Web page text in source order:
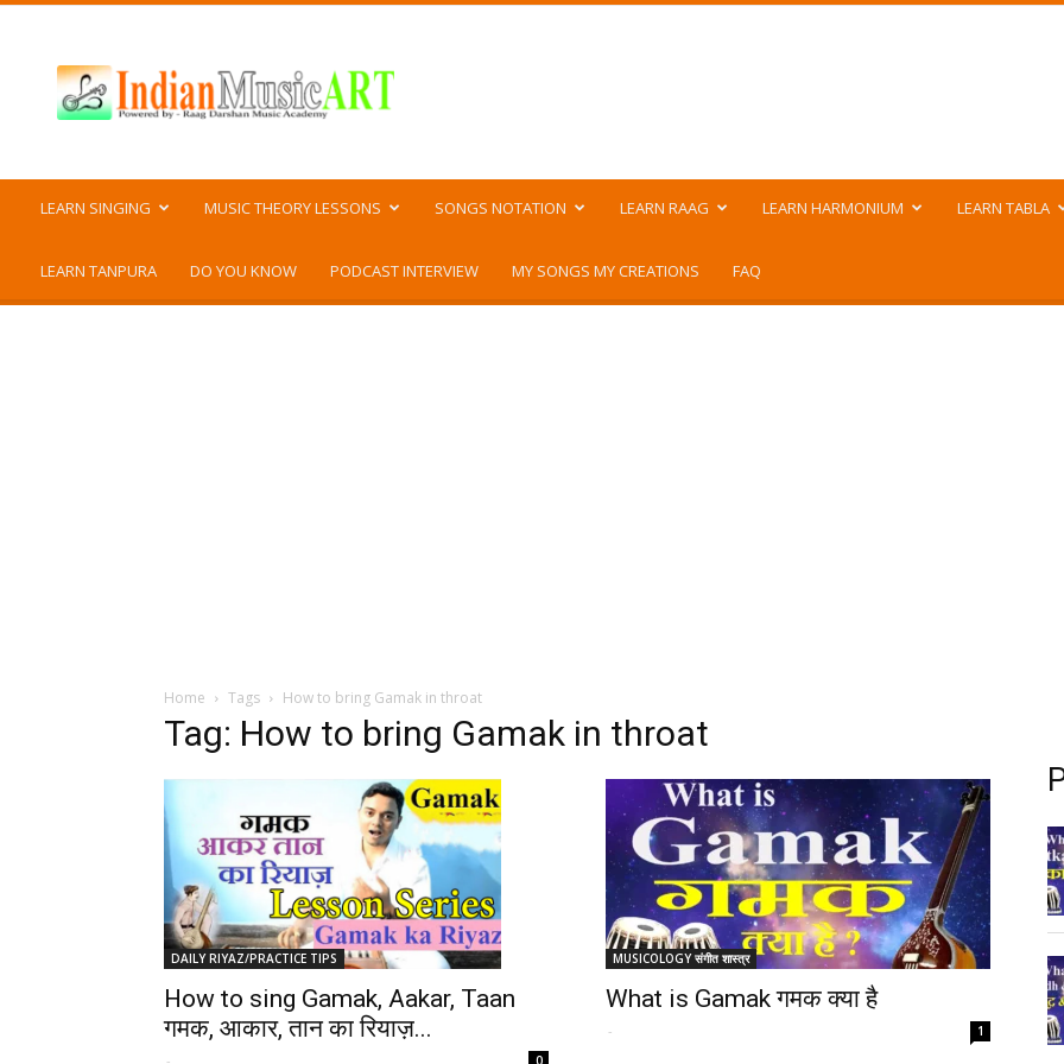
Music
ART
LEARN SINGING MUSIC THEORY LESSONS SONGS NOTATION LEARN RAAG LEARN HARMONIUM LEARN TABLA
LEARN TANPURA DO YOU KNOW PODCAST INTERVIEW MY SONGS MY CREATIONS FAQ
Home Tags How to bring Gamak in throat
Tag: How to bring Gamak in throat
DAILY RIYAZ/PRACTICE TIPS
How to sing Gamak, Aakar, Taan
गमक, आकार, तान का रियाज़...
- 0
MUSICOLOGY संगीत शास्त्र
What is Gamak गमक क्या है
- 1